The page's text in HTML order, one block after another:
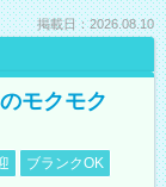
掲載日：2026.08.10
モクモク
ブランクOK